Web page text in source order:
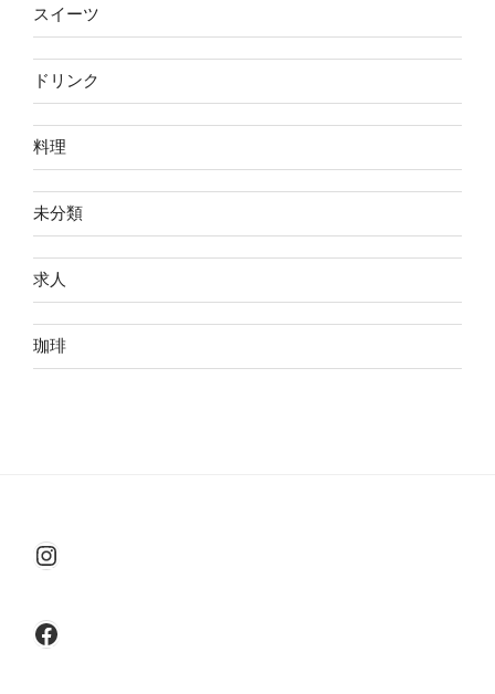
スイーツ
ドリンク
料理
未分類
求人
珈琲
Instagram
Facebook